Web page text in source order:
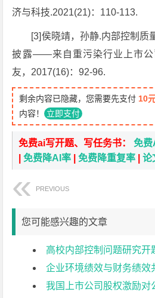
济与科技.2021(21)：110-113.
[3]侯晓靖，孙静.内部控制质
披露——来自重污染行业上市公
友，2017(16)：92-96.
剩余内容已隐藏，您需要先支付 10
内容！ 立即支付
免费ai写开题、写任务书：免
|免费降AI率 |免费降重复率 |论
PREVIOUS
您可能感兴趣的文章
高校内部控制问题研究开
企业环境绩效与财务绩效共赢的
我国上市公司股权激励对公司